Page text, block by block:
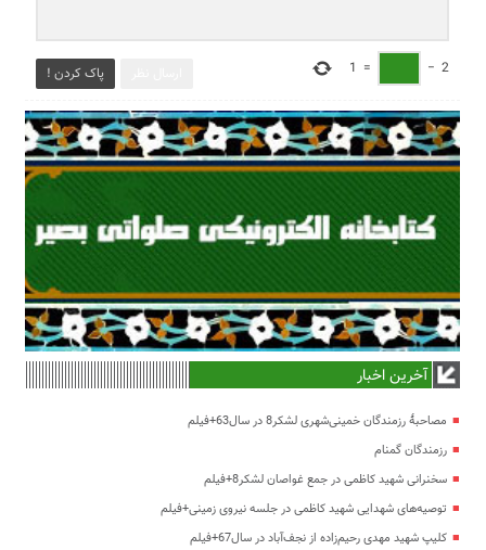
پاک کردن ! 2
−
=
1
آخرین اخبار
مصاحبۀ رزمندگان خمینی‌شهری لشکر8 در سال63+فیلم
رزمندگان گمنام
سخنرانی شهید کاظمی در جمع غواصان لشکر8+فیلم
توصیه‌های شهدایی شهید کاظمی در جلسه نیروی زمینی+فیلم
کلیپ شهید مهدی رحیم‌زاده از نجف‌آباد در سال67+فیلم